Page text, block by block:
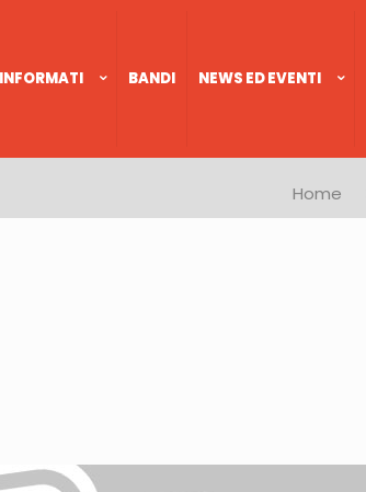
INFORMATI BANDI NEWS ED EVENTI
Home